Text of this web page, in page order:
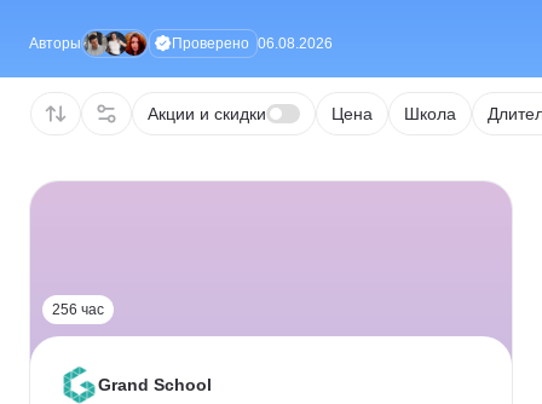
Авторы Проверено 06.08.2026
Акции и скидки Цена Школа
256 час
Grand School